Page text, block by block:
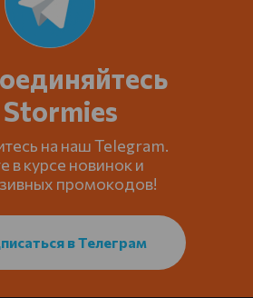
на наш Telegram.
в курсе новинок и
промокодов!
Stormies
в Телеграм